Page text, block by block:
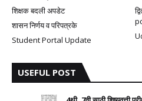
शिक्षक बदली अपडेट
शासन निर्णय व परिपत्रके
Student Portal Update
USEFUL POST